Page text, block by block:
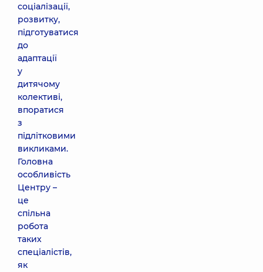
соціалізації,
розвитку,
підготуватися
до
адаптації
у
дитячому
колективі,
впоратися
з
підлітковими
викликами.
Головна
особливість
Центру –
це
спільна
робота
таких
спеціалістів,
як